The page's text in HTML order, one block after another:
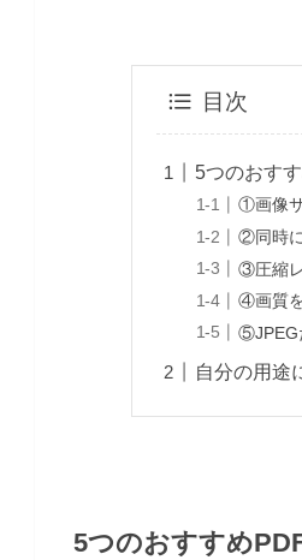
目次
5つのおす
①画像
②同時
③圧縮
④画質を
⑤JPEG
自分の用途
5つのおすすめ